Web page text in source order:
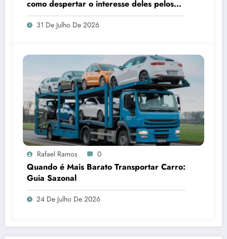
como despertar o interesse deles pelos
brinquedos
31 De Julho De 2026
Rafael Ramos 0
Quando é Mais Barato Transportar Carro:
Guia Sazonal
24 De Julho De 2026